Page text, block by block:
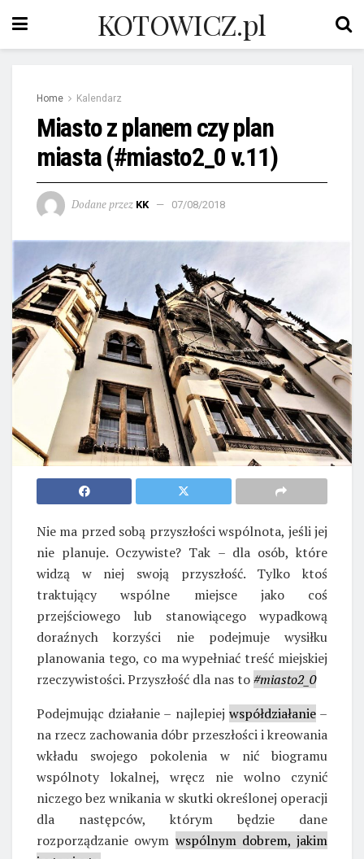
KOTOWICZ.pl
Home Kalendarz
Miasto z planem czy plan
miasta (#miasto2_0 v.11)
Dodane przez KK 07/08/2018
Nie ma przed sobą przyszłości wspólnota, jeśli jej
nie planuje. Oczywiste? Tak – dla osób, które
widzą w niej swoją przyszłość. Tylko ktoś
traktujący wspólne miejsce jako coś
przejściowego lub stanowiącego wypadkową
doraźnych korzyści nie podejmuje wysiłku
planowania tego, co ma wypełniać treść miejskiej
rzeczywistości. Przyszłość dla nas to#miasto2_0
Podejmując działanie – najlepiej współdziałanie–
na rzecz zachowania dóbr przeszłości i kreowania
wkładu swojego pokolenia w nić biogramu
wspólnoty lokalnej, wręcz nie wolno czynić
niczego bez wnikania w skutki określonej operacji
dla następców, którym będzie dane
rozporządzanie owym wspólnym dobrem, jakim